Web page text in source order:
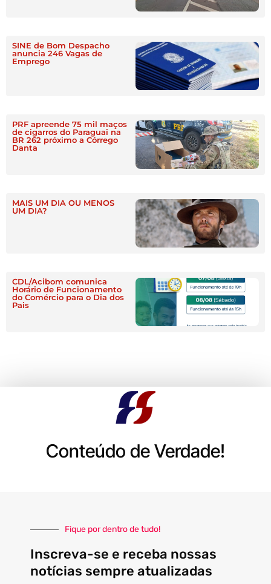
SINE de Bom Despacho
anuncia 246 Vagas de
Emprego
PRF apreende 75 mil maços
de cigarros do Paraguai na
BR 262 próximo a Córrego
Danta
MAIS UM DIA OU MENOS
UM DIA?
CDL/Acibom comunica
Horário de Funcionamento
do Comércio para o Dia dos
Pais
Conteúdo de Verdade!
Fique por dentro de tudo!
Inscreva-se e receba nossas
notícias sempre atualizadas